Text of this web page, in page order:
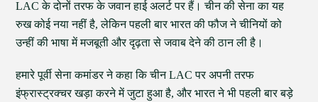
LAC के दोनों तरफ के जवान हाई अलर्ट पर हैं। चीन की सेना का यह
रुख कोई नया नहीं है, लेकिन पहली बार भारत की फौज ने चीनियों को
उन्हीं की भाषा में मजबूती और दृढ़ता से जवाब देने की ठान ली है।
हमारे पूर्वी सेना कमांडर ने कहा कि चीन LAC पर अपनी तरफ
इंफ्रास्ट्रक्चर खड़ा करने में जुटा हुआ है, और भारत ने भी पहली बार बड़े